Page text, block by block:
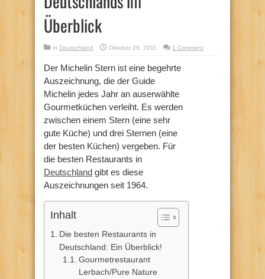
Überblick
in Deutschland Oktober 28, 2011 1 Comment
Der Michelin Stern ist eine begehrte
Auszeichnung, die der Guide
Michelin jedes Jahr an auserwählte
Gourmetküchen verleiht. Es werden
zwischen einem Stern (eine sehr
gute Küche) und drei Sternen (eine
der besten Küchen) vergeben. Für
die besten Restaurants in
Deutschland gibt es diese
Auszeichnungen seit 1964.
Inhalt
Die besten Restaurants in
Deutschland: Ein Überblick!
Gourmetrestaurant
Lerbach/Pure Nature